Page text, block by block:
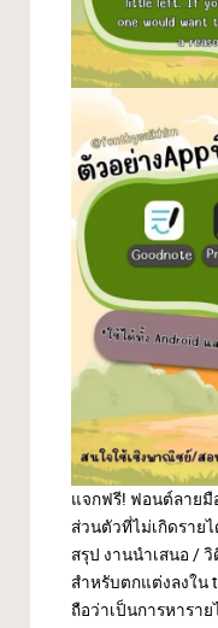
แจกฟรี! ฟอนต์ลายมื
ส่วนตัวที่ไม่เกิดราย
สรุป งานนำเสนอ /
สำหรับตกแต่งลงใน
ถือว่าเป็นการหาราย